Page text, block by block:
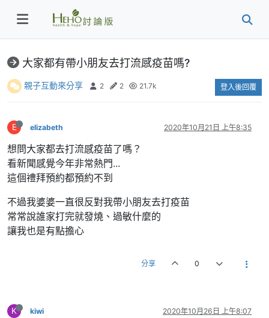
大家都有帶小朋友去打流感疫苗嗎?
親子互動來分享 2 2 21.7k 登入後回覆
E elizabeth 2020年10月21日 上午8:35
想問大家都去打流感疫苗了嗎？
看新聞感覺今年非常熱門...
這個禮拜預約都預約不到
不過我婆婆一直很反對我帶小朋友去打疫苗
常常說誰家打完就發燒、過敏什麼的
讓我也是有點擔心
分享 0
K kiwi 2020年10月26日 上午8:07